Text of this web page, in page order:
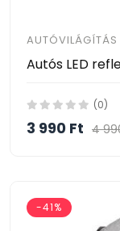
AUTÓVILÁGÍTÁS
Autós LED
(0)
3 990 Ft 4
-41%